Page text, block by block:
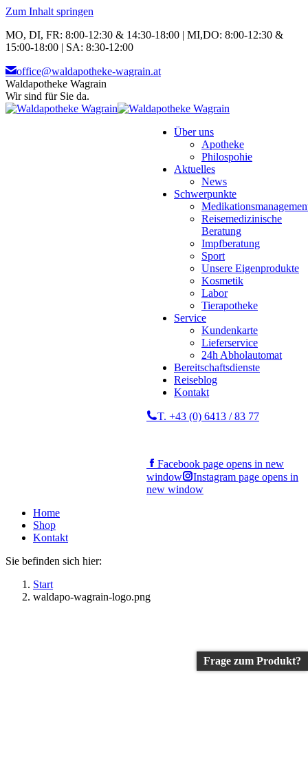
Zum Inhalt springen
MO, DI, FR: 8:00-12:30 & 14:30-18:00 | MI,DO: 8:00-12:30 &
15:00-18:00 | SA: 8:30-12:00
office@waldapotheke-wagrain.at
Waldapotheke Wagrain
Wir sind für Sie da.
Über uns
Apotheke
Philospohie
Aktuelles
News
Schwerpunkte
Reisemedizinische
Beratung
Impfberatung
Sport
Unsere Eigenprodukte
Kosmetik
Labor
Tierapotheke
Service
Kundenkarte
Lieferservice
24h Abholautomat
Bereitschaftsdienste
Reiseblog
Kontakt
T. +43 (0) 6413 / 83 77
Facebook page opens in new
window
Instagram page opens in
new window
Home
Shop
Kontakt
Sie befinden sich hier:
Start
waldapo-wagrain-logo.png
Frage zum Produkt?